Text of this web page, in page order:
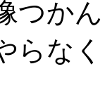
つか
らな